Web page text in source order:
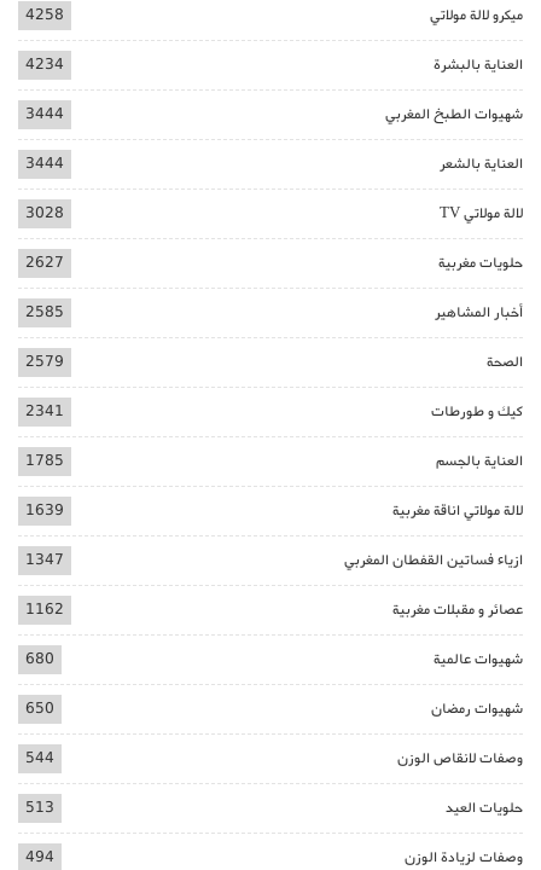
ميكرو لالة مولاتي 4258
العناية بالبشرة 4234
شهيوات الطبخ المغربي 3444
العناية بالشعر 3444
لالة مولاتي TV 3028
حلويات مغربية 2627
أخبار المشاهير 2585
الصحة 2579
كيك و طورطات 2341
العناية بالجسم 1785
لالة مولاتي اناقة مغربية 1639
ازياء فساتين القفطان المغربي 1347
عصائر و مقبلات مغربية 1162
شهيوات عالمية 680
شهيوات رمضان 650
وصفات لانقاص الوزن 544
حلويات العيد 513
وصفات لزيادة الوزن 494